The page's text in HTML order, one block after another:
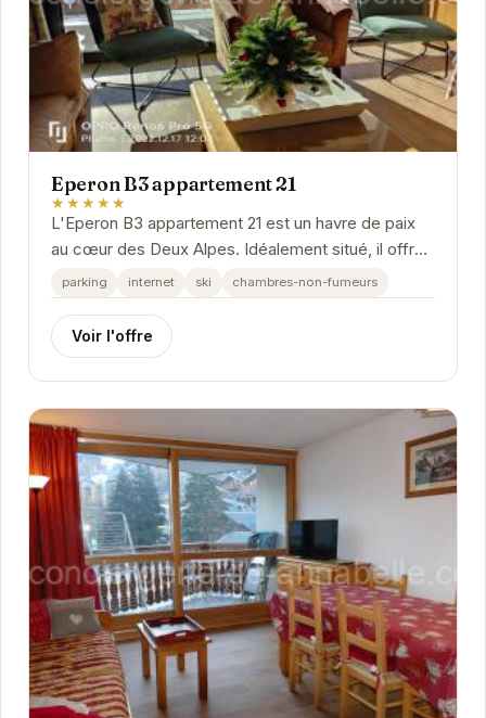
Eperon B3 appartement 21
★★★★★
L'Eperon B3 appartement 21 est un havre de paix
au cœur des Deux Alpes. Idéalement situé, il offre
un accès rapide aux pistes de ski et aux...
parking internet ski chambres-non-fumeurs
Voir l'offre